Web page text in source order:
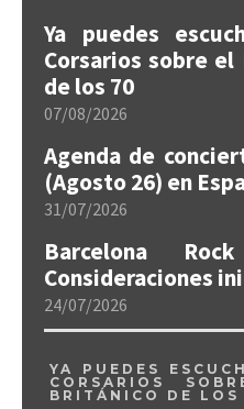
Ya puedes
Corsarios sobre
de los 70
07/08/2026
Agenda de
(Agosto 26) en
31/07/2026
Barcelona
Consideraciones
24/07/2026
YA PUEDES
CORSARIOS
BRITÁNICO DE LOS